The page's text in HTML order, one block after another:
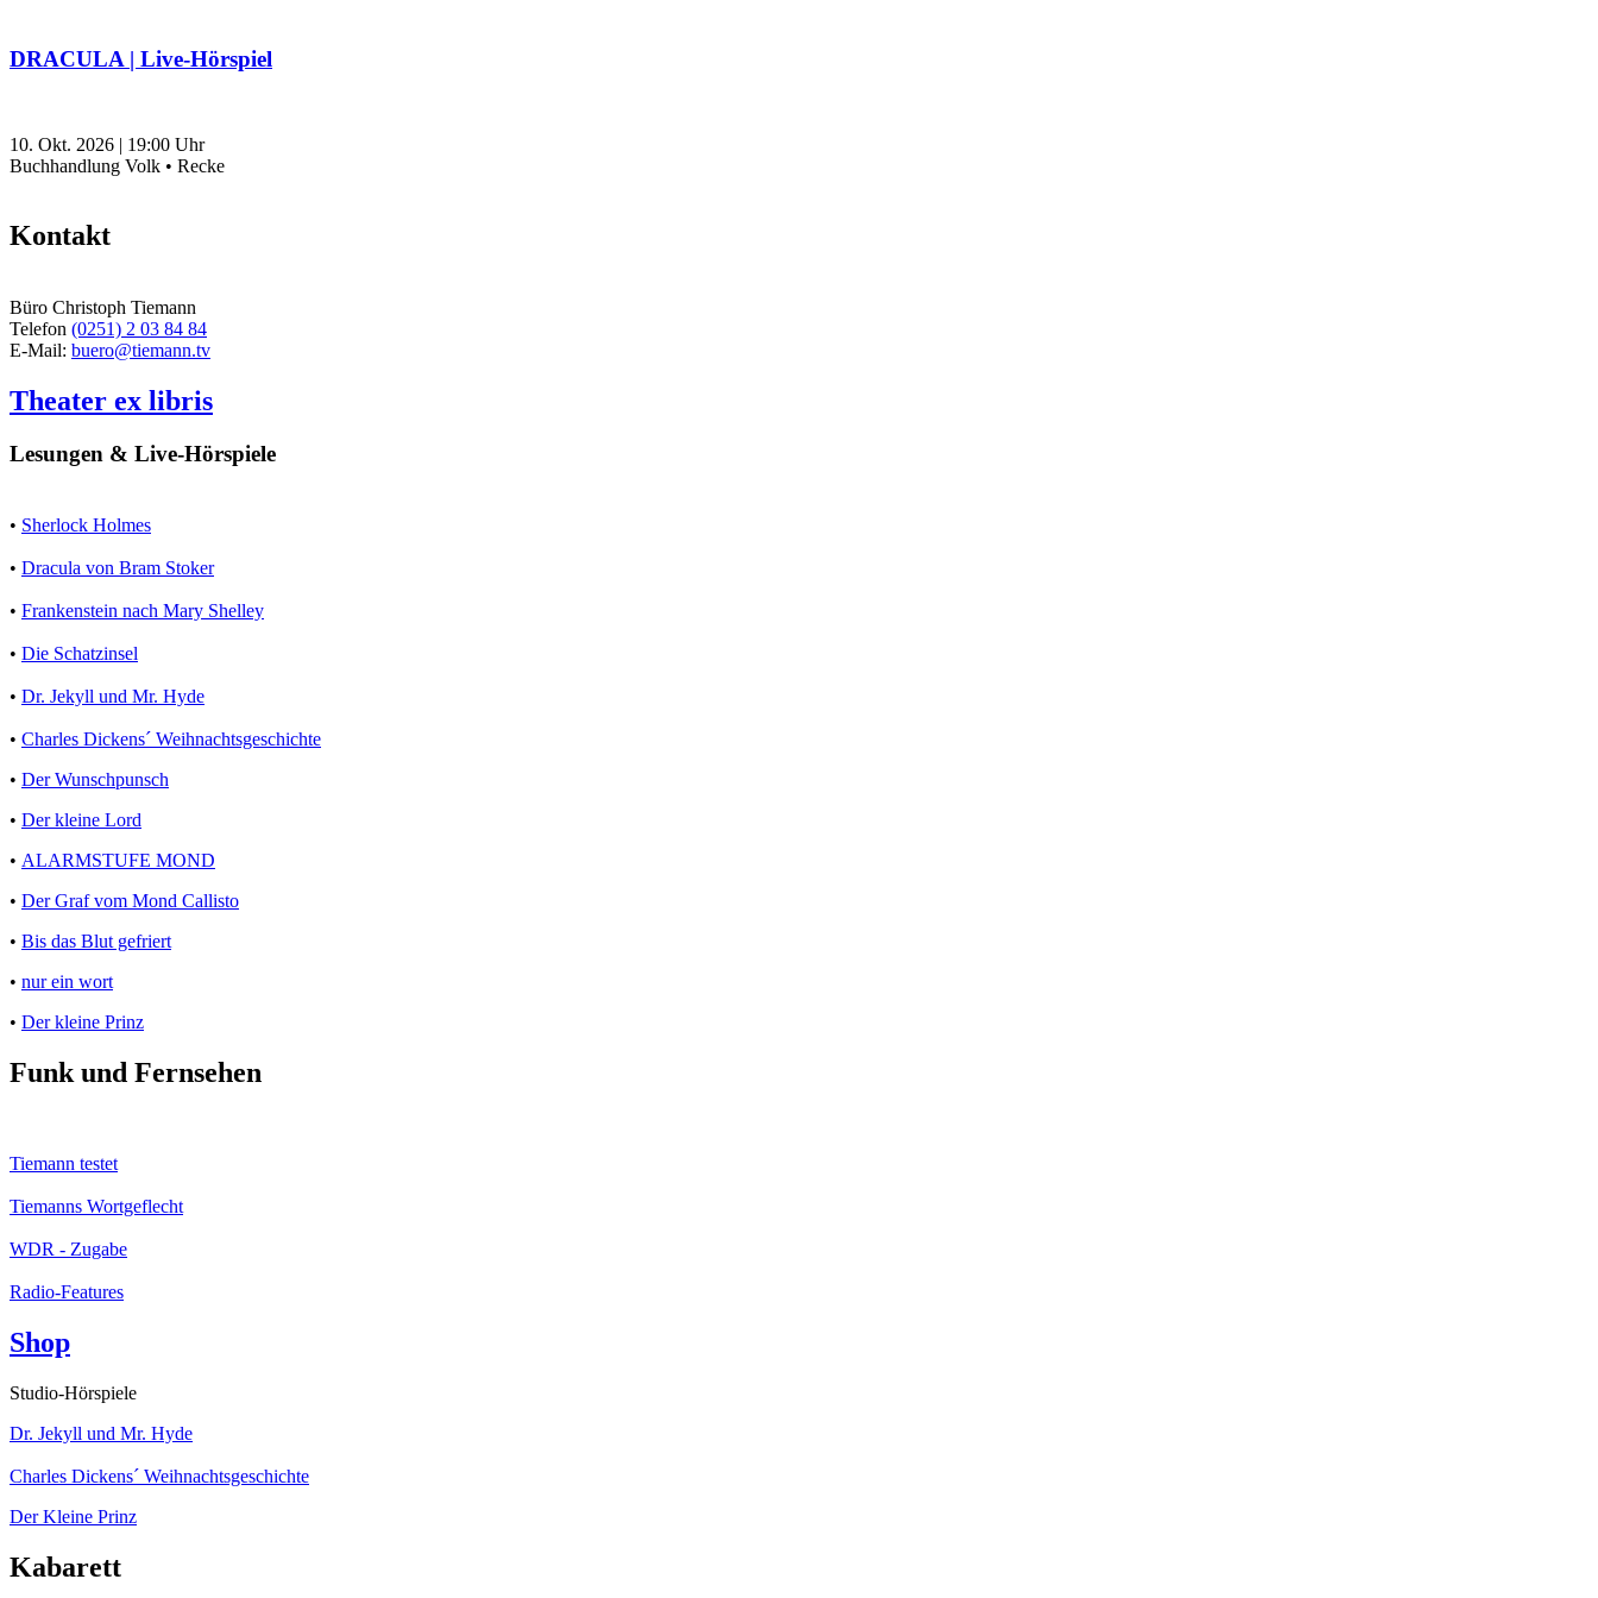
DRACULA | Live-Hörspiel
10. Okt. 2026 | 19:00 Uhr
Buchhandlung Volk • Recke
Kontakt
Büro Christoph Tiemann
Telefon (0251) 2 03 84 84
E-Mail: buero@tiemann.tv
Theater ex libris
Lesungen & Live-Hörspiele
• Sherlock Holmes
• Dracula von Bram Stoker
• Frankenstein nach Mary Shelley
• Die Schatzinsel
• Dr. Jekyll und Mr. Hyde
• Charles Dickens´ Weihnachtsgeschichte
• Der Wunschpunsch
• Der kleine Lord
• ALARMSTUFE MOND
• Der Graf vom Mond Callisto
• Bis das Blut gefriert
• nur ein wort
• Der kleine Prinz
Funk und Fernsehen
Tiemann testet
Tiemanns Wortgeflecht
WDR - Zugabe
Radio-Features
Shop
Studio-Hörspiele
Dr. Jekyll und Mr. Hyde
Charles Dickens´ Weihnachtsgeschichte
Der Kleine Prinz
Kabarett